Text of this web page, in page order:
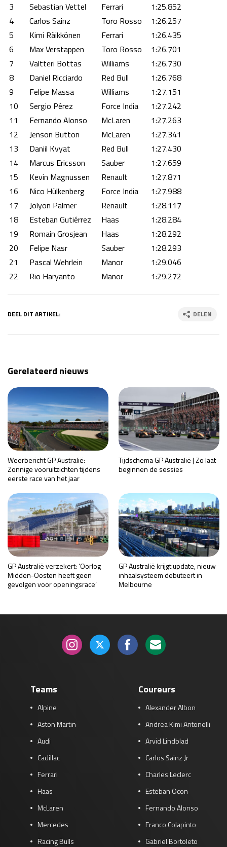
3 Sebastian Vettel Ferrari
1:25.852
4
Carlos Sainz Toro Rosso
1:26.257
5
Kimi Räikkönen Ferrari
1:26.435
6
Max Verstappen Toro Rosso
1:26.701
7
Valtteri Bottas Williams
1:26.730
8
Daniel Ricciardo Red Bull
1:26.768
9
Felipe Massa Williams
1:27.151
10
Sergio Pérez Force India
1:27.242
11
Fernando Alonso McLaren
1:27.263
12
Jenson Button McLaren
1:27.341
13
Daniil Kvyat Red Bull
1:27.430
14
Marcus Ericsson Sauber
1:27.659
15
Kevin Magnussen Renault
1:27.871
16
Nico Hülkenberg Force India
1:27.988
17
Jolyon Palmer Renault
1:28.117
18
Esteban Gutiérrez Haas
1:28.284
19
Romain Grosjean Haas
1:28.292
20
Felipe Nasr Sauber
1:28.293
21
Pascal Wehrlein Manor
1:29.046
22
Rio Haryanto Manor 1:29.272
DEEL DIT ARTIKEL: DELEN
Gerelateerd nieuws
Weerbericht GP Australië:
Zonnige vooruitzichten tijdens
eerste race van het jaar
Tijdschema GP Australië | Zo laat
beginnen de sessies
GP Australië verzekert: ‘Oorlog
Midden-Oosten heeft geen
gevolgen voor openingsrace’
GP Australië krijgt update, nieuw
inhaalsysteem debuteert in
Melbourne
Teams
Alpine
Aston Martin
Audi
Cadillac
Ferrari
Haas
McLaren
Mercedes
Racing Bulls
Coureurs
Alexander Albon
Andrea Kimi Antonelli
Arvid Lindblad
Carlos Sainz Jr
Charles Leclerc
Esteban Ocon
Fernando Alonso
Franco Colapinto
Gabriel Bortoleto